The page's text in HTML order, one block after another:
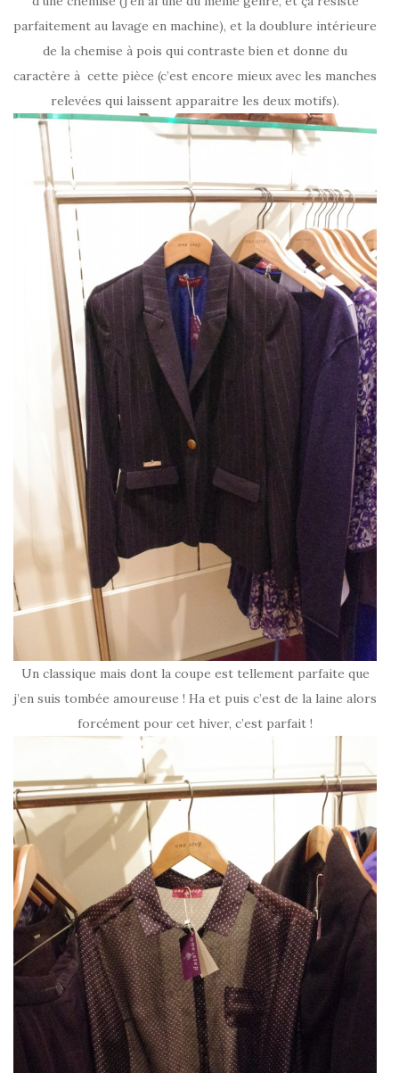
parfaitement au lavage en machine), et la doublure intérieure
de la chemise à pois qui contraste bien et donne du
caractère à cette pièce (c’est encore mieux avec les manches
relevées qui laissent apparaitre les deux motifs).
Un classique mais dont la coupe est tellement parfaite que
j’en suis tombée amoureuse ! Ha et puis c’est de la laine alors
forcément pour cet hiver, c’est parfait !